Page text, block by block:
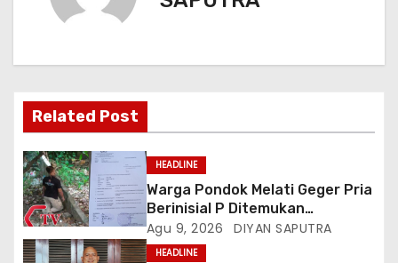
Related Post
HEADLINE
Warga Pondok Melati Geger Pria
Berinisial P Ditemukan
Meninggal Diduga Akibat
Tekanan Hutang
Agu 9, 2026 DIYAN SAPUTRA
HEADLINE